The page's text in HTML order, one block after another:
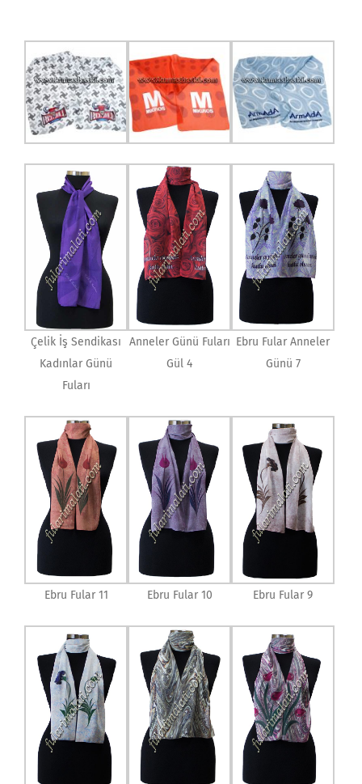
Çelik İş Sendikası
Kadınlar Günü
Fuları
Anneler Günü Fuları
Gül 4
Ebru Fular Anneler
Günü 7
Ebru Fular 11 Ebru Fular 10 Ebru Fular 9